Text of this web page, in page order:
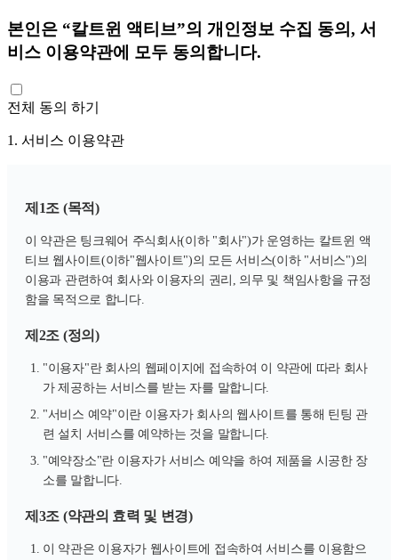
본인은 “칼트윈 액티브”의 개인정보 수집 동의, 서
비스 이용약관에 모두 동의합니다.
전체 동의 하기
1. 서비스 이용약관
제1조 (목적)
이 약관은 팅크웨어 주식회사(이하 "회사")가 운영하는 칼트윈 액
티브 웹사이트(이하"웹사이트")의 모든 서비스(이하 "서비스")의
이용과 관련하여 회사와 이용자의 권리, 의무 및 책임사항을 규정
함을 목적으로 합니다.
제2조 (정의)
"이용자"란 회사의 웹페이지에 접속하여 이 약관에 따라 회사
가 제공하는 서비스를 받는 자를 말합니다.
"서비스 예약"이란 이용자가 회사의 웹사이트를 통해 틴팅 관
련 설치 서비스를 예약하는 것을 말합니다.
"예약장소"란 이용자가 서비스 예약을 하여 제품을 시공한 장
소를 말합니다.
제3조 (약관의 효력 및 변경)
이 약관은 이용자가 웹사이트에 접속하여 서비스를 이용함으